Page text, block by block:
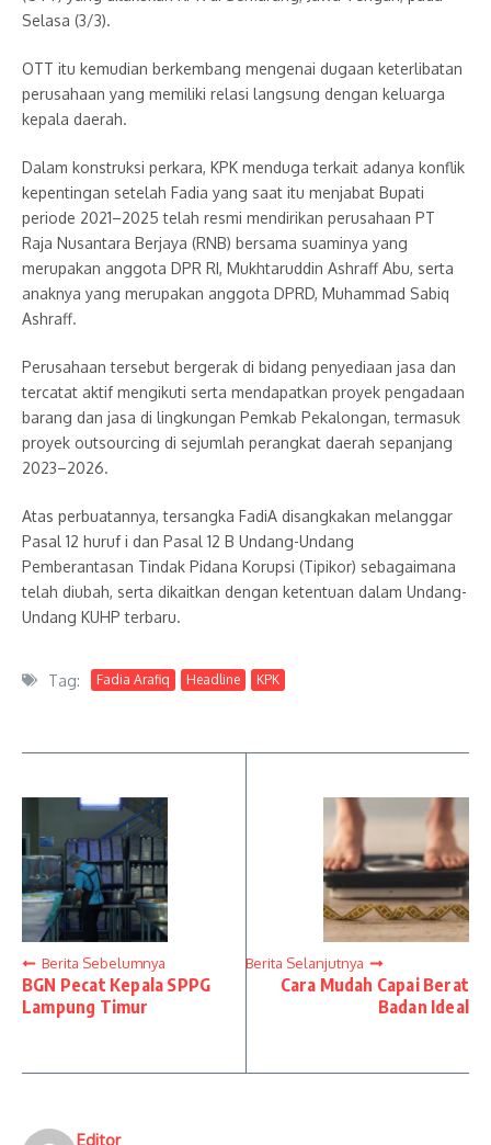
Selasa (3/3).
OTT itu kemudian berkembang mengenai dugaan keterlibatan
perusahaan yang memiliki relasi langsung dengan keluarga
kepala daerah.
Dalam konstruksi perkara, KPK menduga terkait adanya konflik
kepentingan setelah Fadia yang saat itu menjabat Bupati
periode 2021–2025 telah resmi mendirikan perusahaan PT
Raja Nusantara Berjaya (RNB) bersama suaminya yang
merupakan anggota DPR RI, Mukhtaruddin Ashraff Abu, serta
anaknya yang merupakan anggota DPRD, Muhammad Sabiq
Ashraff.
Perusahaan tersebut bergerak di bidang penyediaan jasa dan
tercatat aktif mengikuti serta mendapatkan proyek pengadaan
barang dan jasa di lingkungan Pemkab Pekalongan, termasuk
proyek outsourcing di sejumlah perangkat daerah sepanjang
2023–2026.
Atas perbuatannya, tersangka FadiA disangkakan melanggar
Pasal 12 huruf i dan Pasal 12 B Undang-Undang
Pemberantasan Tindak Pidana Korupsi (Tipikor) sebagaimana
telah diubah, serta dikaitkan dengan ketentuan dalam Undang-
Undang KUHP terbaru.
Tag: Fadia Arafiq Headline KPK
Berita Sebelumnya
BGN Pecat Kepala SPPG
Lampung Timur
Berita Selanjutnya
Cara Mudah Capai Berat
Badan Ideal
Editor